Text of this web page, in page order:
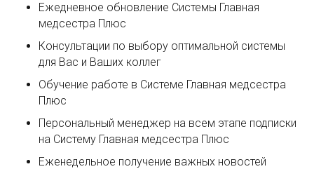
Ежедневное обновление Системы Главная
медсестра Плюс
Консультации по выбору оптимальной системы
для Вас и Ваших коллег
Обучение работе в Системе Главная медсестра
Плюс
Персональный менеджер на всем этапе подписки
на Систему Главная медсестра Плюс
Еженедельное получение важных новостей